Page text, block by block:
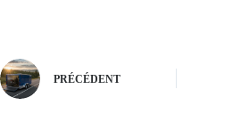
PRÉCÉDENT